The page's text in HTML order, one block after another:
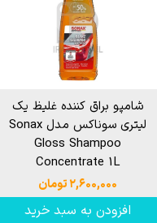
شامپو براق کننده غلیظ یک
لیتری سوناکس مدل Sonax
Gloss Shampoo
Concentrate 1L
۲,۶۰۰,۰۰۰ تومان
افزودن به سبد خرید